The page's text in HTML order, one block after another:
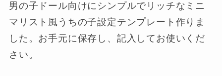
男の子ドール向けにシンプルでリッチなミニ
マリスト風うちの子設定テンプレート作りま
した。お手元に保存し、記入してお使いくだ
さい。